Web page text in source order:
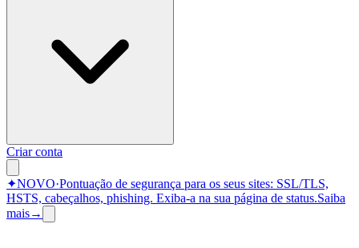
Criar conta
✦NOVO·Pontuação de segurança para os seus sites: SSL/TLS,
HSTS, cabeçalhos, phishing. Exiba-a na sua página de status.Saiba
mais→